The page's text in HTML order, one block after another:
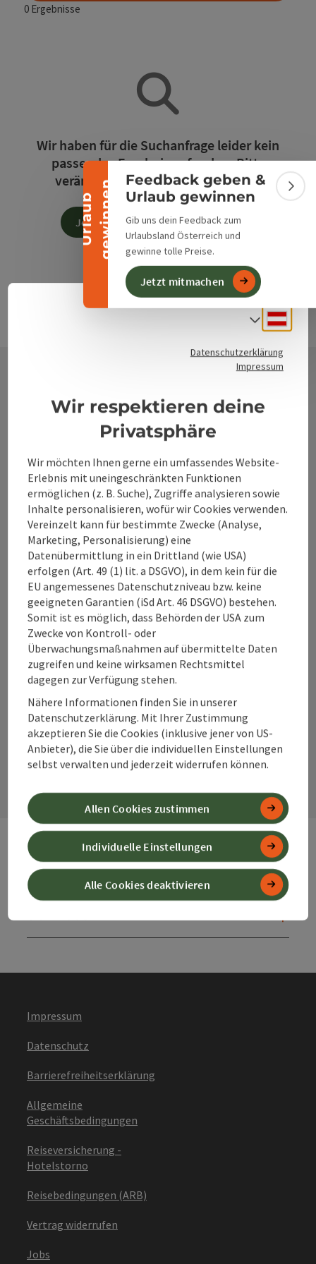
U
r
l
a
u
b
g
e
w
i
n
n
en
Banner einklappen
Feedback geben &
Urlaub gewinnen
Gib uns dein Feedback zum
Urlaubsland Österreich und
gewinne tolle Preise.
Jetzt mitmachen
0 Ergebnisse
Wir haben für die Suchanfrage leider kein
passendes Ergebnis gefunden. Bitte
verändern Sie die Filterfunktionen!
Jetzt alle Filter zurücksetzen
Kontakt
Alpenland Tourismus GmbH
Bahnhofstraße 2
4580 Windischgarsten
+43 50 360 360 360
info@360alpenland.com
InstagramFacebookYouTube
Kontaktformular
Webseiten
Impressum
Datenschutz
Barrierefreiheitserklärung
Allgemeine
Geschäftsbedingungen
Reiseversicherung -
Hotelstorno
Reisebedingungen (ARB)
Vertrag widerrufen
Jobs
Datenschutzerklärung
Impressum
Wir respektieren deine
Privatsphäre
Wir möchten Ihnen gerne ein umfassendes Website-
Erlebnis mit uneingeschränkten Funktionen
ermöglichen (z. B. Suche), Zugriffe analysieren sowie
Inhalte personalisieren, wofür wir Cookies verwenden.
Vereinzelt kann für bestimmte Zwecke (Analyse,
Marketing, Personalisierung) eine
Datenübermittlung in ein Drittland (wie USA)
erfolgen (Art. 49 (1) lit. a DSGVO), in dem kein für die
EU angemessenes Datenschutzniveau bzw. keine
geeigneten Garantien (iSd Art. 46 DSGVO) bestehen.
Somit ist es möglich, dass Behörden der USA zum
Zwecke von Kontroll- oder
Überwachungsmaßnahmen auf übermittelte Daten
zugreifen und keine wirksamen Rechtsmittel
dagegen zur Verfügung stehen.
Nähere Informationen finden Sie in unserer
Datenschutzerklärung. Mit Ihrer Zustimmung
akzeptieren Sie die Cookies (inklusive jener von US-
Anbieter), die Sie über die individuellen Einstellungen
selbst verwalten und jederzeit widerrufen können.
Alle Cookies deaktivieren
Individuelle Einstellungen
Allen Cookies zustimmen